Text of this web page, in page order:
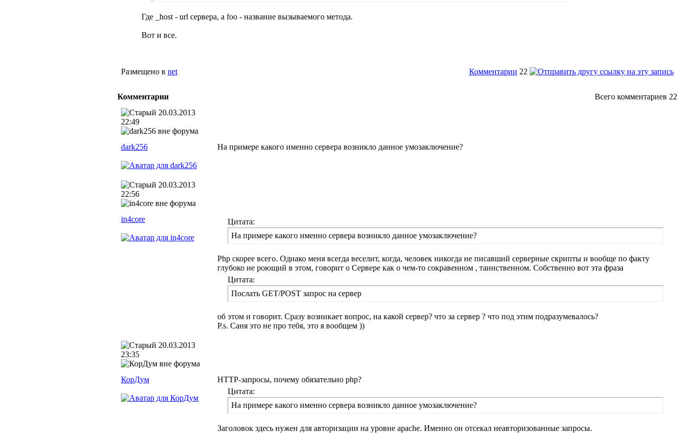
Где _host - url сервера, а foo - название вызываемого метода.
Вот и все.
Размещено в net Комментарии 22
Всего комментариев 22
Комментарии
20.03.2013
22:49
dark256 На примере какого именно сервера возникло данное умозаключение?
20.03.2013
22:56
in4core
Цитата:
На примере какого именно сервера возникло данное умозаключение?
Php скорее всего. Однако меня всегда веселит, когда, человек никогда не писавший серверные скрипты и вообще по факту
глубоко не роющий в этом, говорит о Сервере как о чем-то сокравенном , таинственном. Собственно вот эта фраза
Цитата:
Послать GET/POST запрос на сервер
об этом и говорит. Сразу возникает вопрос, на какой сервер? что за сервер ? что под этим подразумевалось?
P.s. Саня это не про тебя, это я вообщем ))
20.03.2013
23:35
КорДум
HTTP-запросы, почему обязательно php?
Цитата:
На примере какого именно сервера возникло данное умозаключение?
Заголовок здесь нужен для авторизации на уровне apache. Именно он отсекал неавторизованные запросы.